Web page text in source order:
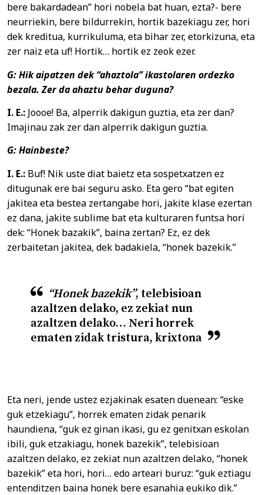
bere bakardadean” hori nobela bat huan, ezta?- bere
neurriekin, bere bildurrekin, hortik bazekiagu zer, hori
dek kreditua, kurrikuluma, eta bihar zer, etorkizuna, eta
zer naiz eta uf! Hortik… hortik ez zeok ezer.
G: Hik aipatzen dek “ahaztola” ikastolaren ordezko
bezala. Zer da ahaztu behar duguna?
I. E.: Joooe! Ba, alperrik dakigun guztia, eta zer dan?
Imajinau zak zer dan alperrik dakigun guztia.
G: Hainbeste?
I. E.: Buf! Nik uste diat baietz eta sospetxatzen ez
ditugunak ere bai seguru asko. Eta gero “bat egiten
jakitea eta bestea zertangabe hori, jakite klase ezertan
ez dana, jakite sublime bat eta kulturaren funtsa hori
dek: “Honek bazakik”, baina zertan? Ez, ez dek
zerbaitetan jakitea, dek badakiela, “honek bazekik.”
“Honek bazekik”, telebisioan
azaltzen delako, ez zekiat nun
azaltzen delako… Neri horrek
ematen zidak tristura, krixtona
Eta neri, jende ustez ezjakinak esaten duenean: “eske
guk etzekiagu”, horrek ematen zidak penarik
haundiena, “guk ez ginan ikasi, gu ez genitxan eskolan
ibili, guk etzakiagu, honek bazekik”, telebisioan
azaltzen delako, ez zekiat nun azaltzen delako, “honek
bazekik” eta hori, hori… edo arteari buruz: “guk eztiagu
entenditzen baina honek bere esanahia eukiko dik.”